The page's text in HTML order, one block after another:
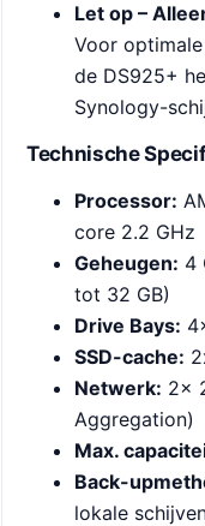
Let op –
Voor
de DS925+
Synology-
Technische
Processor:
core 2.2 GHz
Geheugen: 4
tot 32 GB)
Drive Bays:
SSD-cache:
Netwerk: 2x
Aggregation)
Max.
Back-
lokale